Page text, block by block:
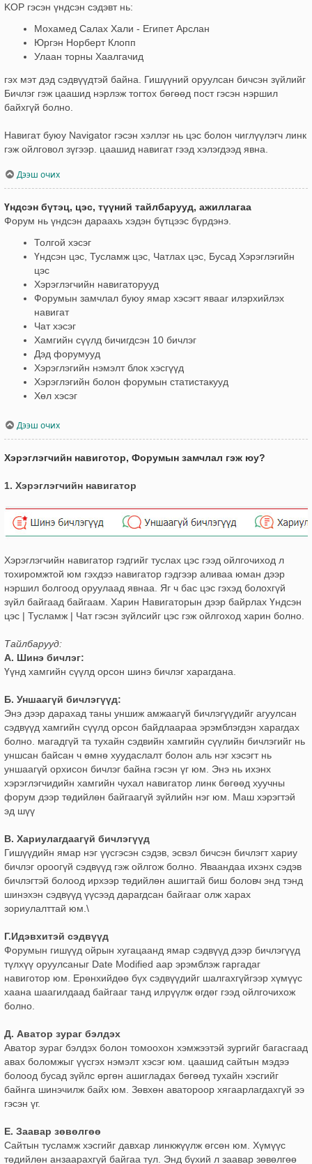
KOP гэсэн үндсэн сэдэвт нь:
Мохамед Салах Хали - Египет Арслан
Юргэн Норберт Клопп
Улаан торны Хаалгачид
гэх мэт дэд сэдвүүдтэй байна. Гишүүний оруулсан бичсэн зүйлийг
Бичлэг гэж цаашид нэрлэж тогтох бөгөөд пост гэсэн нэршил
байхгүй болно.
Навигат буюу Navigator гэсэн хэллэг нь цэс болон чиглүүлэгч линк
гэж ойлговол зүгээр. цаашид навигат гээд хэлэгдээд явна.
Дээш очих
Үндсэн бүтэц, цэс, түүний тайлбарууд, ажиллагаа
Форум нь үндсэн дараахь хэдэн бүтцээс бүрдэнэ.
Толгой хэсэг
Үндсэн цэс, Тусламж цэс, Чатлах цэс, Бусад Хэрэглэгийн
цэс
Хэрэглэгчийн навигаторууд
Форумын замчлал буюу ямар хэсэгт явааг илэрхийлэх
навигат
Чат хэсэг
Хамгийн сүүлд бичигдсэн 10 бичлэг
Дэд форумууд
Хэрэглэгийн нэмэлт блок хэсгүүд
Хэрэглэгийн болон форумын статистакууд
Хөл хэсэг
Дээш очих
Хэрэглэгчийн навиготор, Форумын замчлал гэж юу?
1. Хэрэглэгчийн навигатор
Хэрэглэгчийн навигатор гэдгийг туслах цэс гээд ойлгочиход л
тохиромжтой юм гэхдээ навигатор гэдгээр аливаа юман дээр
нэршил болгоод оруулаад явнаа. Яг ч бас цэс гэхэд болохгүй
зүйл байгаад байгаам. Харин Навигаторын дээр байрлах Үндсэн
цэс | Тусламж | Чат гэсэн зүйлсийг цэс гэж ойлгоход харин болно.
Тайлбарууд:
А. Шинэ бичлэг:
Үүнд хамгийн сүүлд орсон шинэ бичлэг харагдана.
Б. Уншаагүй бичлэгүүд:
Энэ дээр дарахад таны уншиж амжаагүй бичлэгүүдийг агуулсан
сэдвүүд хамгийн сүүлд орсон байдлаараа эрэмблэгдэн харагдах
болно. магадгүй та тухайн сэдвийн хамгийн сүүлийн бичлэгийг нь
уншсан байсан ч өмнө хуудаслалт болон аль нэг хэсэгт нь
уншаагүй орхисон бичлэг байна гэсэн үг юм. Энэ нь ихэнх
хэрэглэгчидийн хамгийн чухал навигатор линк бөгөөд хуучны
форум дээр төдийлөн байгаагүй зүйлийн нэг юм. Маш хэрэгтэй
эд шүү
В. Хариулагдаагүй бичлэгүүд
Гишүүдийн ямар нэг үүсгэсэн сэдэв, эсвэл бичсэн бичлэгт хариу
бичлэг ороогүй сэдвүүд гэж ойлгож болно. Яваандаа ихэнх сэдэв
бичлэгтэй болоод ирхээр төдийлөн ашигтай биш боловч энд тэнд
шинэхэн сэдвүүд үүсээд дарагдсан байгааг олж харах
зориулалттай юм.\
Г.Идэвхитэй сэдвүүд
Форумын гишүүд ойрын хугацаанд ямар сэдвүүд дээр бичлэгүүд
түлхүү оруулсаныг Date Modified аар эрэмблэж гаргадаг
навиготор юм. Ерөнхийдөө бүх сэдвүүдийг шалгахгүйгээр хүмүүс
хаана шаагилдаад байгааг танд илрүүлж өгдөг гээд ойлгочихож
болно.
Д. Аватор зураг бэлдэх
Аватор зураг бэлдэх болон томоохон хэмжээтэй зургийг багасгаад
авах боломжыг үүсгэх нэмэлт хэсэг юм. цаашид сайтын мэдээ
болоод бусад зүйлс өргөн ашигладах бөгөөд тухайн хэсгийг
байнга шинэчилж байх юм. Зөвхөн аватороор хягаарлагдахгүй ээ
гэсэн үг.
Е. Заавар зөвөлгөө
Сайтын тусламж хэсгийг давхар линкжүүлж өгсөн юм. Хүмүүс
төдийлөн анзаарахгүй байгаа тул. Энд бүхий л заавар зөвөлгөө